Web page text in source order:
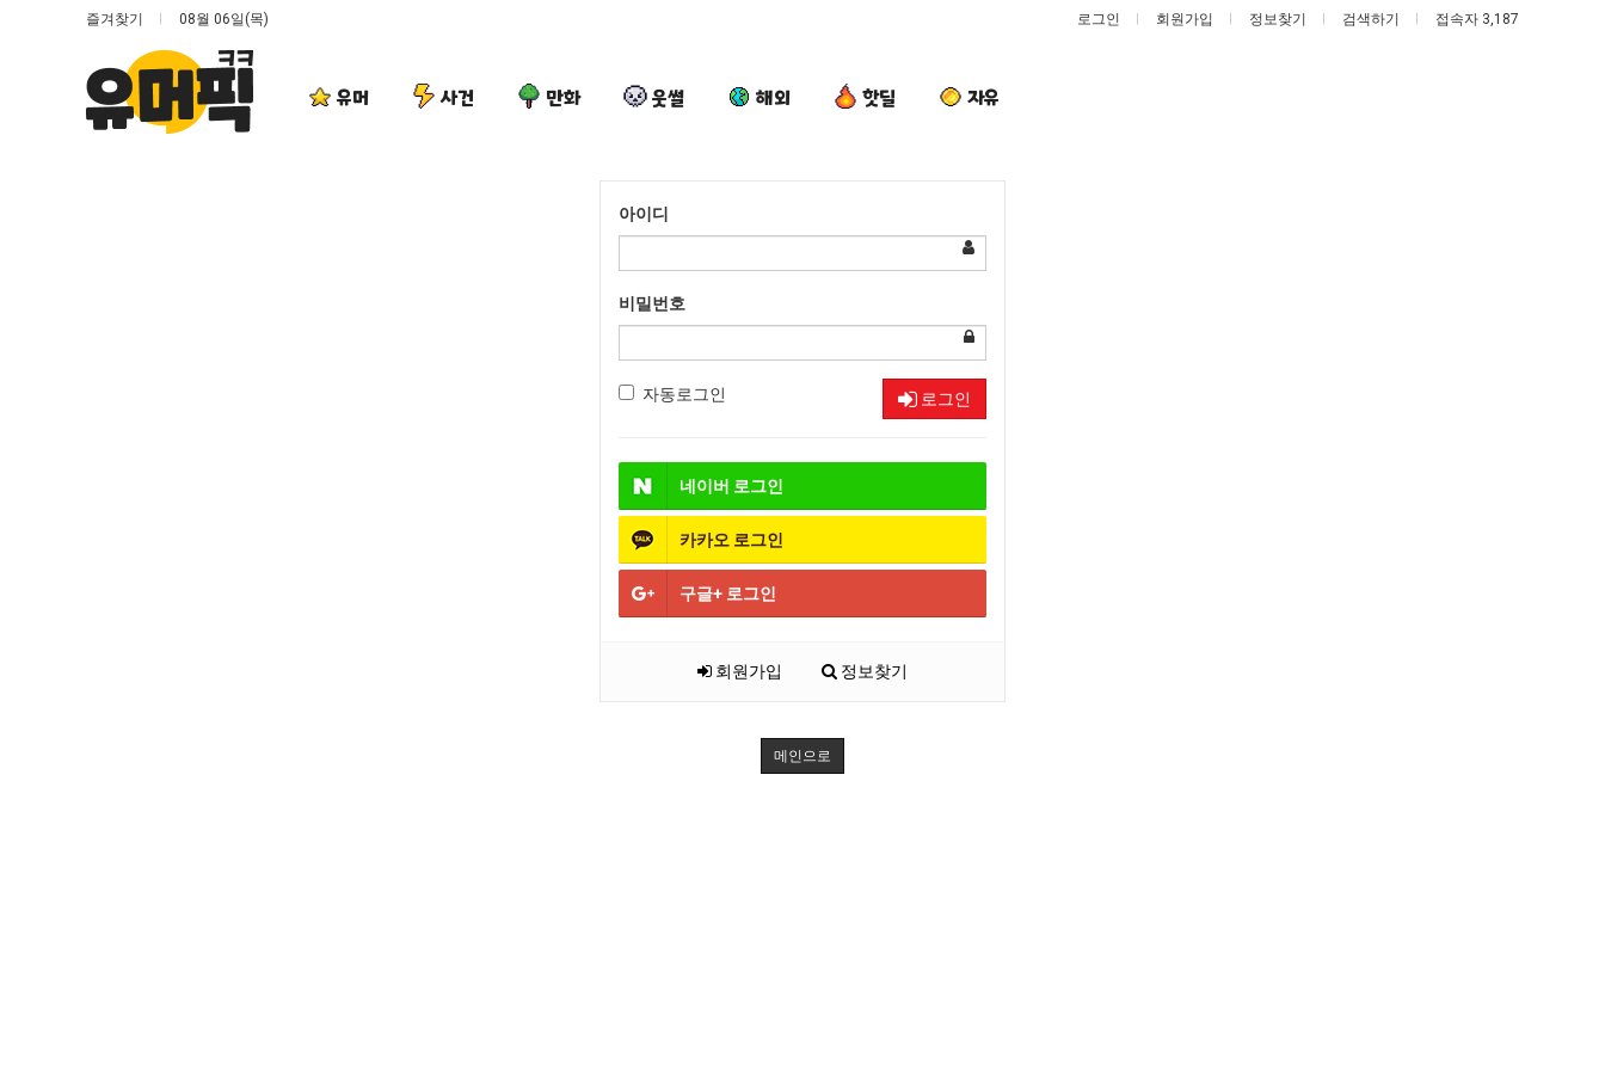
즐겨찾기 08월 06일(목) 로그인 회원가입 정보찾기 검색하기 접속자 3,187
유머 사건 만화 웃썰 해외 핫딜 자유
아이디
비밀번호
자동로그인 로그인
네이버 로그인
카카오 로그인
구글+ 로그인
회원가입 정보찾기
메인으로